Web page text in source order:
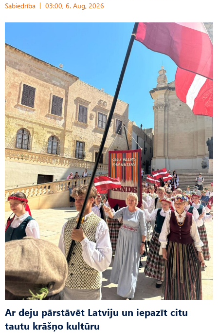
Sabiedrība 03:00, 6. Aug, 2026
Ar deju pārstāvēt Latviju un iepazīt citu
tautu krāšņo kultūru